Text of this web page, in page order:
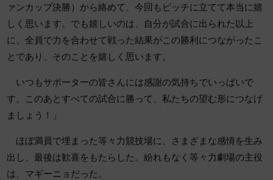
ァンカップ決勝）から絡めて、今回もピッチに立てて本当に嬉
しく思います。でも嬉しいのは、自分が試合に出られた以上
に、全員で力を合わせて戦った結果がこの勝利につながったこ
とであり、そのことを嬉しく思います。
いつもサポーターの皆さんには感謝の気持ちでいっぱいで
す。このあとすべての試合に勝って、私たちの望む形につなげ
ましょう！」
ほぼ満員で埋まった等々力競技場に、さまざまな感情を生み
出し、最後は歓喜をもたらした。紛れもなく等々力劇場の主役
は、マギーニョだった。